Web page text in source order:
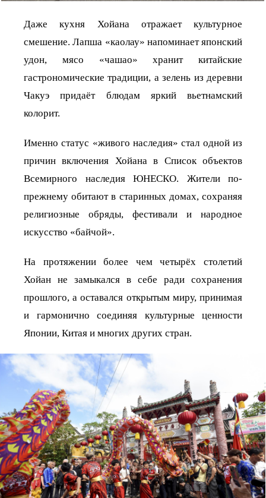
Даже кухня Хойана отражает культурное
смешение. Лапша «каолау» напоминает японский
удон, мясо «чашао» хранит китайские
гастрономические традиции, а зелень из деревни
Чакуэ придаёт блюдам яркий вьетнамский
колорит.
Именно статус «живого наследия» стал одной из
причин включения Хойана в Список объектов
Всемирного наследия ЮНЕСКО. Жители по-
прежнему обитают в старинных домах, сохраняя
религиозные обряды, фестивали и народное
искусство «байчой».
На протяжении более чем четырёх столетий
Хойан не замыкался в себе ради сохранения
прошлого, а оставался открытым миру, принимая
и гармонично соединяя культурные ценности
Японии, Китая и многих других стран.